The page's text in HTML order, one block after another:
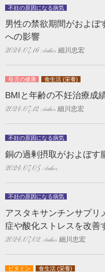
不妊の原因になる病気
男性の禁欲期間がおよぼ
への影響
2024.07.16 細川忠宏
母児の健康 食生活 (栄養)
BMIと年齢の不妊治療成
2024.07.12 細川忠宏
不妊の原因になる病気
銅の過剰摂取がおよぼす
2024.07.05
不妊の原因になる病気
アスタキサンチンサプリ
症や酸化ストレスを改善
2024.07.02 細川忠宏
ビタミン 食生活 (栄養)